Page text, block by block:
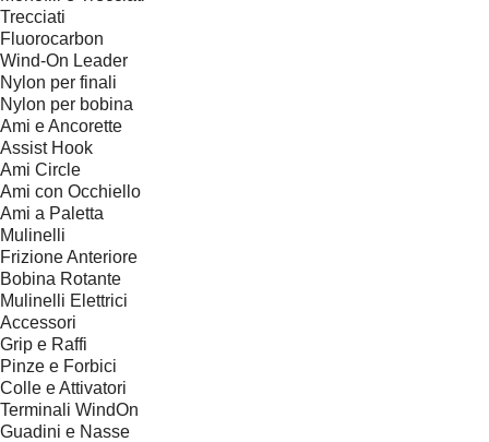
Trecciati
Fluorocarbon
Wind-On Leader
Nylon per finali
Nylon per bobina
Ami e Ancorette
Assist Hook
Ami Circle
Ami con Occhiello
Ami a Paletta
Mulinelli
Frizione Anteriore
Bobina Rotante
Mulinelli Elettrici
Accessori
Grip e Raffi
Pinze e Forbici
Colle e Attivatori
Terminali WindOn
Guadini e Nasse